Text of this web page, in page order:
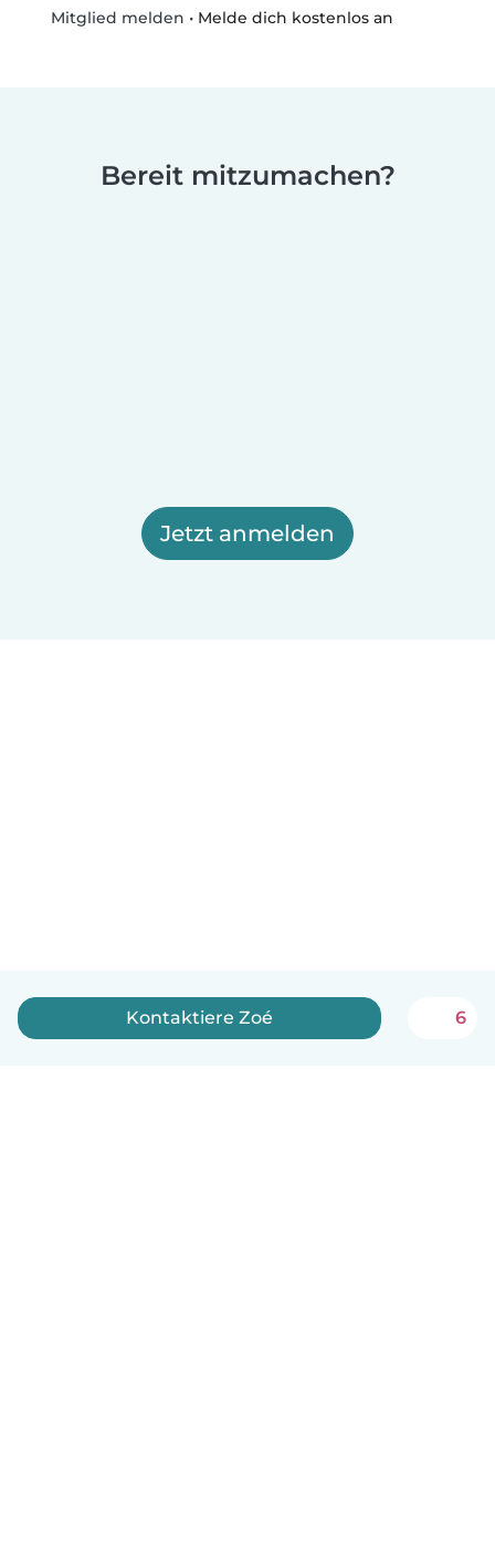
Mitglied melden • Melde dich kostenlos an
Bereit mitzumachen?
Jetzt anmelden
Kontaktiere Zoé 6